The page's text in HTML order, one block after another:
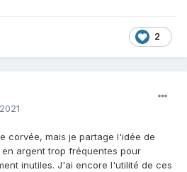
2
corvée, mais je partage l'idée de
argent trop fréquentes pour
inutiles. J'ai encore l'utilité de ces